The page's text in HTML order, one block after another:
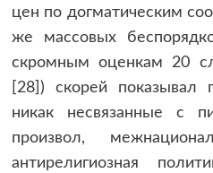
цен по догматическим
же массовых
скромным оценкам 20
[28]) скорей показывал
никак несвязанные с
произвол,
антирелигиозная